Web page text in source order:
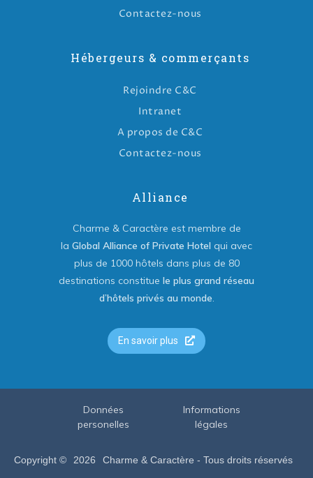
Contactez-nous
Hébergeurs & commerçants
Rejoindre C&C
Intranet
A propos de C&C
Contactez-nous
Alliance
Charme & Caractère est membre de
la Global Alliance of Private Hotel qui avec
plus de 1000 hôtels dans plus de 80
destinations constitue le plus grand réseau
d’hôtels privés au monde.
En savoir plus
Copyright © 2026 Charme & Caractère - Tous droits réservés
Données
personelles
Informations
légales